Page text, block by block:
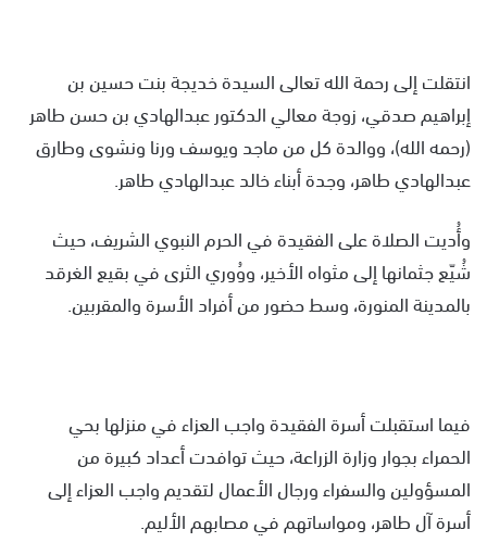
ن
ي
انتقلت إلى رحمة الله تعالى السيدة خديجة بنت حسين بن
إبراهيم صدقي، زوجة معالي الدكتور عبدالهادي بن حسن طاهر
(رحمه الله)، ووالدة كل من ماجد ويوسف ورنا ونشوى وطارق
عبدالهادي طاهر، وجدة أبناء خالد عبدالهادي طاهر.
وأُديت الصلاة على الفقيدة في الحرم النبوي الشريف، حيث
شُيّع جثمانها إلى مثواه الأخير، ووُوري الثرى في بقيع الغرقد
بالمدينة المنورة، وسط حضور من أفراد الأسرة والمقربين.
فيما استقبلت أسرة الفقيدة واجب العزاء في منزلها بحي
الحمراء بجوار وزارة الزراعة، حيث توافدت أعداد كبيرة من
المسؤولين والسفراء ورجال الأعمال لتقديم واجب العزاء إلى
أسرة آل طاهر، ومواساتهم في مصابهم الأليم.